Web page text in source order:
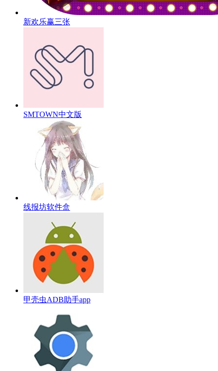
新欢乐赢三张
SMTOWN中文版
线报坊软件盒
甲壳虫ADB助手app